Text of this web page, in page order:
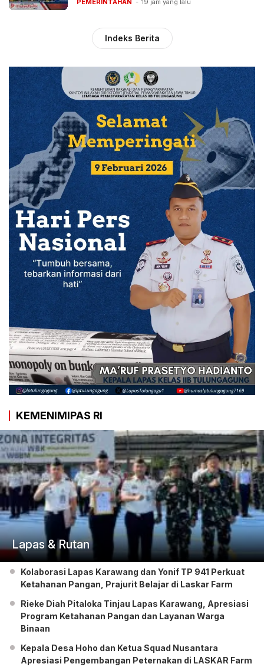
Indeks Berita
KEMENIMIPAS RI
Lapas & Rutan
Kolaborasi Lapas Karawang dan Yonif TP 941 Perkuat
Ketahanan Pangan, Prajurit Belajar di Laskar Farm
Rieke Diah Pitaloka Tinjau Lapas Karawang, Apresiasi
Program Ketahanan Pangan dan Layanan Warga
Binaan
Kepala Desa Hoho dan Ketua Squad Nusantara
Apresiasi Pengembangan Peternakan di LASKAR Farm